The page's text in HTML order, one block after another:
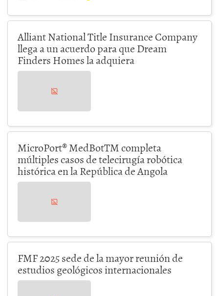
Alliant National Title Insurance Company
llega a un acuerdo para que Dream
Finders Homes la adquiera
MicroPort® MedBotTM completa
múltiples casos de telecirugía robótica
histórica en la República de Angola
FMF 2025 sede de la mayor reunión de
estudios geológicos internacionales